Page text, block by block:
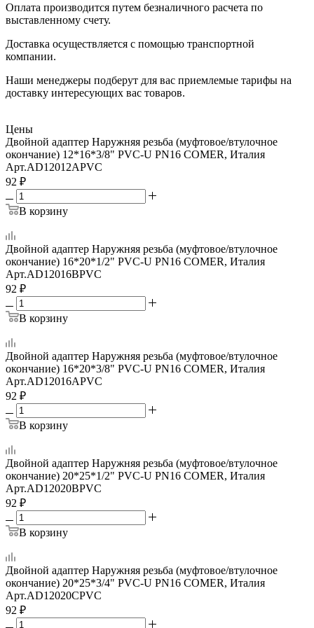
Оплата производится путем безналичного расчета по
выставленному счету.
Доставка осуществляется с помощью транспортной
компании.
Наши менеджеры подберут для вас приемлемые тарифы на
доставку интересующих вас товаров.
Цены
Двойной адаптер Наружняя резьба (муфтовое/втулочное
окончание) 12*16*3/8" PVC-U PN16 COMER, Италия
Арт.AD12012APVC
92 ₽
В корзину
Двойной адаптер Наружняя резьба (муфтовое/втулочное
окончание) 16*20*1/2" PVC-U PN16 COMER, Италия
Арт.AD12016BPVC
92 ₽
В корзину
Двойной адаптер Наружняя резьба (муфтовое/втулочное
окончание) 16*20*3/8" PVC-U PN16 COMER, Италия
Арт.AD12016APVC
92 ₽
В корзину
Двойной адаптер Наружняя резьба (муфтовое/втулочное
окончание) 20*25*1/2" PVC-U PN16 COMER, Италия
Арт.AD12020BPVC
92 ₽
В корзину
Двойной адаптер Наружняя резьба (муфтовое/втулочное
окончание) 20*25*3/4" PVC-U PN16 COMER, Италия
Арт.AD12020CPVC
92 ₽